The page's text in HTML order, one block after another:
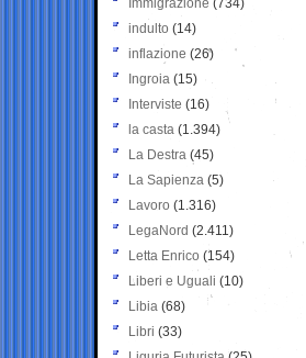
Immigrazione (734)
indulto (14)
inflazione (26)
Ingroia (15)
Interviste (16)
la casta (1.394)
La Destra (45)
La Sapienza (5)
Lavoro (1.316)
LegaNord (2.411)
Letta Enrico (154)
Liberi e Uguali (10)
Libia (68)
Libri (33)